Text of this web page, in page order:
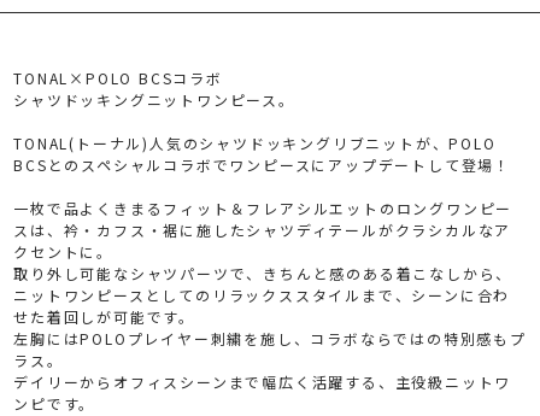
TONAL×POLO BCSコラボ
シャツドッキングニットワンピース。
TONAL(トーナル)人気のシャツドッキングリブニットが、POLO
BCSとのスペシャルコラボでワンピースにアップデートして登場！
一枚で品よくきまるフィット＆フレアシルエットのロングワンピー
スは、衿・カフス・裾に施したシャツディテールがクラシカルなア
クセントに。
取り外し可能なシャツパーツで、きちんと感のある着こなしから、
ニットワンピースとしてのリラックススタイルまで、シーンに合わ
せた着回しが可能です。
左胸にはPOLOプレイヤー刺繍を施し、コラボならではの特別感もプ
ラス。
デイリーからオフィスシーンまで幅広く活躍する、主役級ニットワ
ンピです。